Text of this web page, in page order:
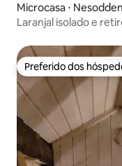
Microcasa ⋅ Nesodden
Laranjal isolado e
Preferido dos
Preferido dos